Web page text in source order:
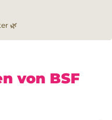
🌿
von BSF